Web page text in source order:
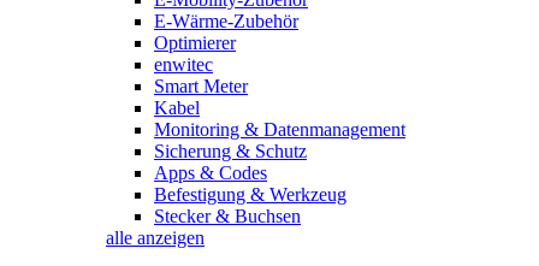
E-Wärme-Zubehör
Optimierer
enwitec
Smart Meter
Kabel
Monitoring & Datenmanagement
Sicherung & Schutz
Apps & Codes
Befestigung & Werkzeug
Stecker & Buchsen
alle anzeigen